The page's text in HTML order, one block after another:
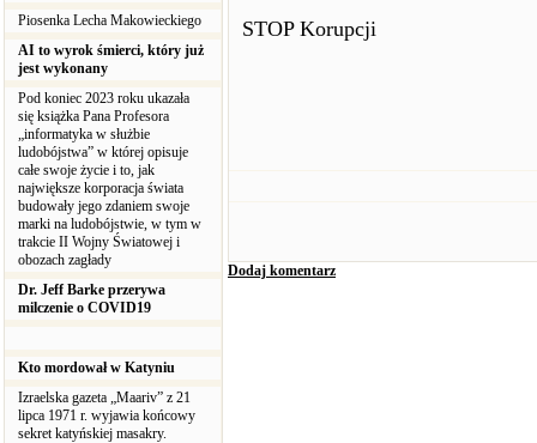
Piosenka Lecha Makowieckiego
AI to wyrok śmierci, który już
jest wykonany
Pod koniec 2023 roku ukazała
się książka Pana Profesora
„informatyka w służbie
ludobójstwa” w której opisuje
całe swoje życie i to, jak
największe korporacja świata
budowały jego zdaniem swoje
marki na ludobójstwie, w tym w
trakcie II Wojny Światowej i
obozach zagłady
Dr. Jeff Barke przerywa
milczenie o COVID19
Kto mordował w Katyniu
Izraelska gazeta „Maariv” z 21
lipca 1971 r. wyjawia końcowy
sekret katyńskiej masakry.
STOP Korupcji
Dodaj komentarz